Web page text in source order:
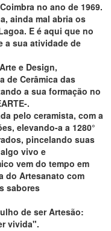
no ano de 1969.
ainda mal abria os
E é aqui que no
a sua atividade de
e Design,
de Cerâmica das
a sua formação no
.
pelo ceramista, com a
elevando-a a 1280°
pincelando suas
vivo e
vem do tempo em
do Artesanato com
sabores
de ser Artesão:
vivida".